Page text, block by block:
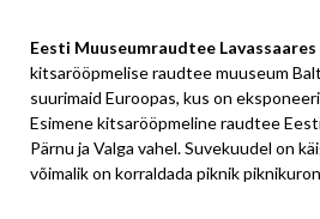
Eesti Muuseumraudtee Lavassaares
kitsarööpmelise raudtee muuseum
suurimaid Euroopas, kus on
Esimene kitsarööpmeline raudtee
Pärnu ja Valga vahel. Suvekuudel on
võimalik on korraldada piknik